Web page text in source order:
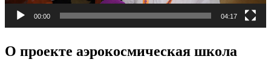
00:00 04:17
О проекте аэрокосмическая школа